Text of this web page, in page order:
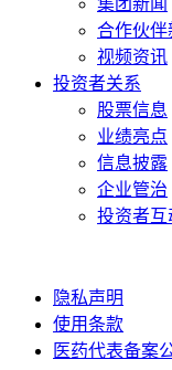
合作伙伴
视频资讯
投资者关系
股票信息
业绩亮点
信息披露
企业管治
投资者互
隐私声明
使用条款
医药代表备案